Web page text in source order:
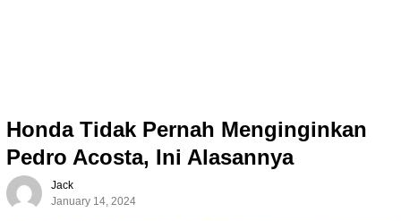
Honda Tidak Pernah Menginginkan
Pedro Acosta, Ini Alasannya
Jack
January 14, 2024